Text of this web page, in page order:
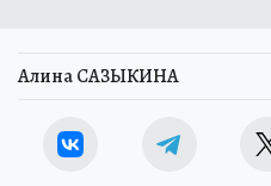
Алина САЗЫКИНА